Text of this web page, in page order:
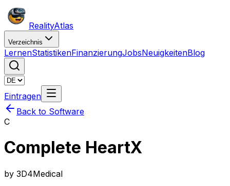
RealityAtlas
Verzeichnis
LernenStatistikenFinanzierungJobsNeuigkeitenBlog
Eintragen
Back to Software
C
Complete HeartX
by 3D4Medical